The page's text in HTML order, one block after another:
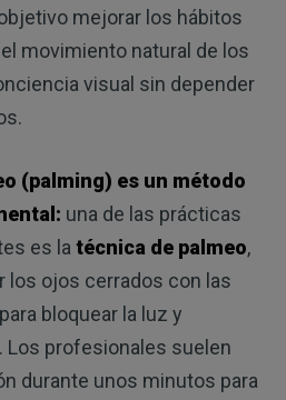
mejorar los hábitos
movimiento natural de los
visual sin depender
(palming) es un método
una de las prácticas
es la técnica de palmeo,
los ojos cerrados con las
bloquear la luz y
Los profesionales suelen
durante unos minutos para